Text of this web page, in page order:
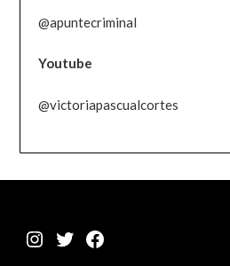
@apuntecriminal
Youtube
@victoriapascualcortes
Instagram
TwitterFacebook